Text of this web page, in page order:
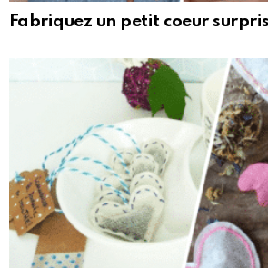
Fabriquez un petit coeur